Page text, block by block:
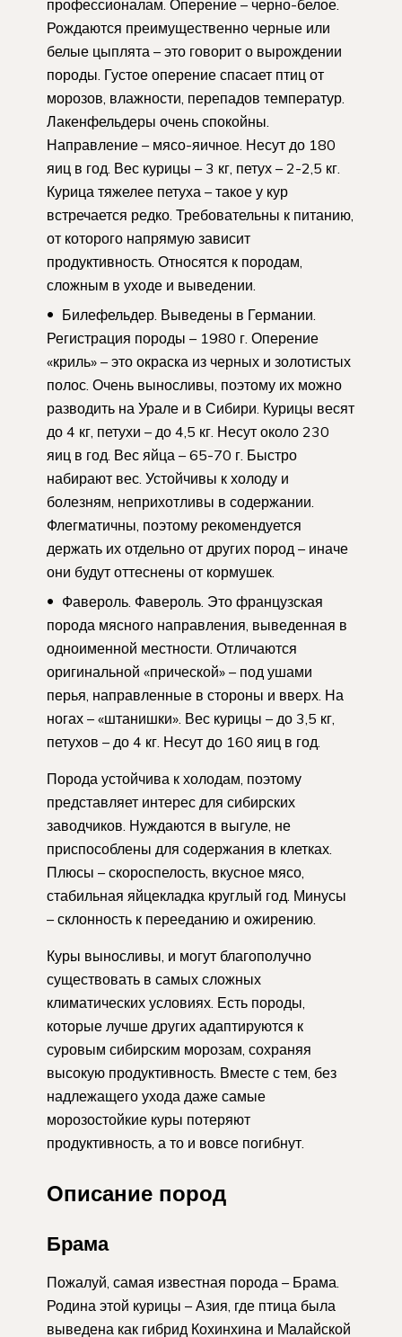
профессионалам. Оперение – черно-белое.
Рождаются преимущественно черные или
белые цыплята – это говорит о вырождении
породы. Густое оперение спасает птиц от
морозов, влажности, перепадов температур.
Лакенфельдеры очень спокойны.
Направление – мясо-яичное. Несут до 180
яиц в год. Вес курицы – 3 кг, петух – 2-2,5 кг.
Курица тяжелее петуха – такое у кур
встречается редко. Требовательны к питанию,
от которого напрямую зависит
продуктивность. Относятся к породам,
сложным в уходе и выведении.
Билефельдер. Выведены в Германии.
Регистрация породы – 1980 г. Оперение
«криль» – это окраска из черных и золотистых
полос. Очень выносливы, поэтому их можно
разводить на Урале и в Сибири. Курицы весят
до 4 кг, петухи – до 4,5 кг. Несут около 230
яиц в год. Вес яйца – 65-70 г. Быстро
набирают вес. Устойчивы к холоду и
болезням, неприхотливы в содержании.
Флегматичны, поэтому рекомендуется
держать их отдельно от других пород – иначе
они будут оттеснены от кормушек.
Фавероль. Фавероль. Это французская
порода мясного направления, выведенная в
одноименной местности. Отличаются
оригинальной «прической» – под ушами
перья, направленные в стороны и вверх. На
ногах – «штанишки». Вес курицы – до 3,5 кг,
петухов – до 4 кг. Несут до 160 яиц в год.
Порода устойчива к холодам, поэтому
представляет интерес для сибирских
заводчиков. Нуждаются в выгуле, не
приспособлены для содержания в клетках.
Плюсы – скороспелость, вкусное мясо,
стабильная яйцекладка круглый год. Минусы
– склонность к перееданию и ожирению.
Куры выносливы, и могут благополучно
существовать в самых сложных
климатических условиях. Есть породы,
которые лучше других адаптируются к
суровым сибирским морозам, сохраняя
высокую продуктивность. Вместе с тем, без
надлежащего ухода даже самые
морозостойкие куры потеряют
продуктивность, а то и вовсе погибнут.
Описание пород
Брама
Пожалуй, самая известная порода – Брама.
Родина этой курицы – Азия, где птица была
выведена как гибрид Кохинхина и Малайской